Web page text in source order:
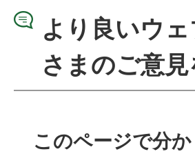
より良いウ
さまのご意
このページで分